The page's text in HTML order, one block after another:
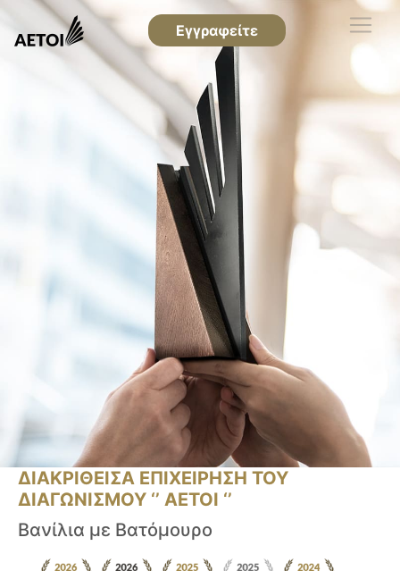
Εγγραφείτε
ΔΙΑΚΡΙΘΕΙΣΑ ΕΠΙΧΕΙΡΗΣΗ ΤΟΥ
ΔΙΑΓΩΝΙΣΜΟΥ ‘’ ΑΕΤΟΙ ‘’
Βανίλια με Βατόμουρο